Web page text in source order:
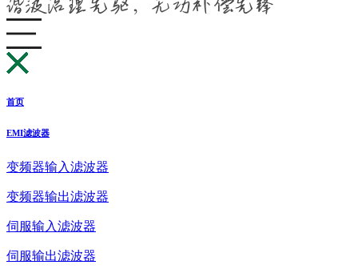
首页
EMI滤波器
变频器输入滤波器
变频器输出滤波器
伺服输入滤波器
伺服输出滤波器